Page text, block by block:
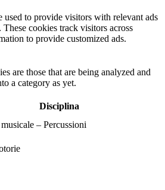
used to provide visitors with relevant ads
cookies track visitors across
to provide customized ads.
are those that are being analyzed and
a category as yet.
Disciplina
– Percussioni